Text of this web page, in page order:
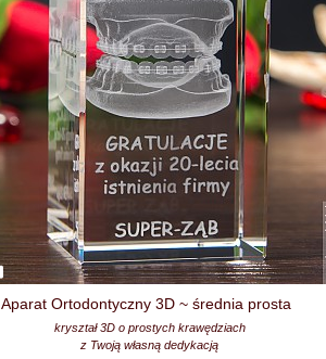
Aparat Ortodontyczny 3D ~ średnia prosta
kryształ 3D o prostych krawędziach
z Twoją własną dedykacją